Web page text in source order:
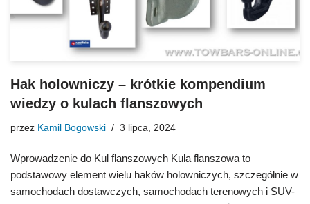
Hak holowniczy – krótkie kompendium
wiedzy o kulach flanszowych
przez Kamil Bogowski 3 lipca, 2024
Wprowadzenie do Kul flanszowych Kula flanszowa to
podstawowy element wielu haków holowniczych, szczególnie w
samochodach dostawczych, samochodach terenowych i SUV-